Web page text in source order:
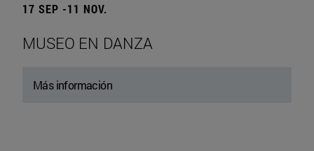
17 SEP -11 NOV.
MUSEO EN DANZA
Más información